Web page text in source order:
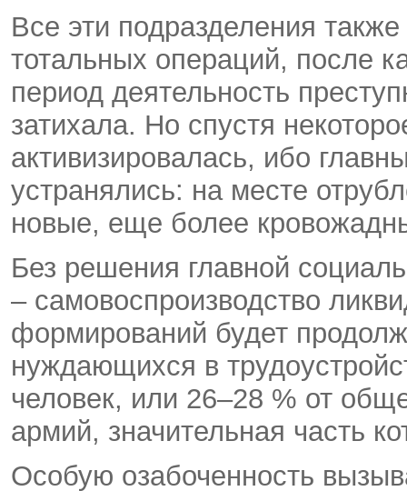
Все эти подразделения
тотальных операций, после
период деятельность
затихала. Но спустя
активизировалась, ибо
устранялись: на месте
новые, еще более
Без решения главной
– самовоспроизводство
формирований будет
нуждающихся в
человек, или 26–28 % от
армий, значительная часть
Особую озабоченность